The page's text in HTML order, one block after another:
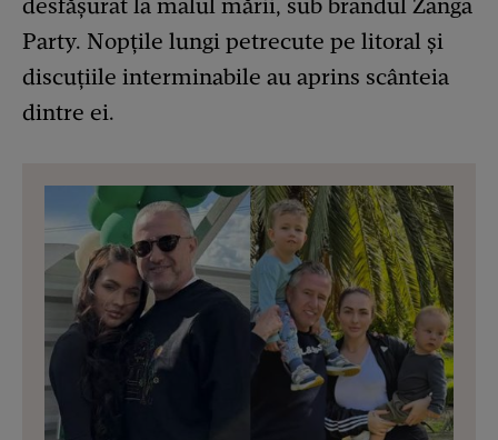
desfășurat la malul mării, sub brandul Zanga
Party. Nopțile lungi petrecute pe litoral și
discuțiile interminabile au aprins scânteia
dintre ei.